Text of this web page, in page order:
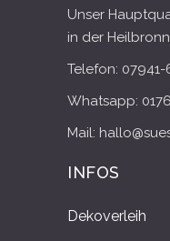
Unser
in der
Telefon:
Whatsapp:
Mail:
INFOS
Dekoverleih